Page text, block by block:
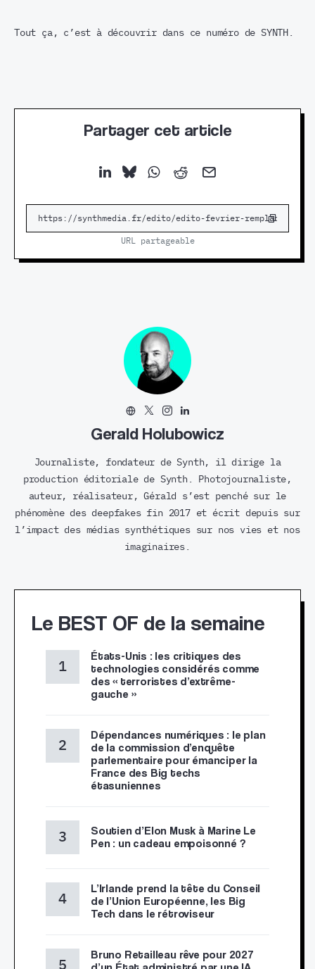
Tout ça, c’est à découvrir dans ce numéro de SYNTH.
Partager cet article
URL partageable
Gerald Holubowicz
Journaliste, fondateur de Synth, il dirige la
production éditoriale de Synth. Photojournaliste,
auteur, réalisateur, Gérald s’est penché sur le
phénomène des deepfakes fin 2017 et écrit depuis sur
l’impact des médias synthétiques sur nos vies et nos
imaginaires.
Le BEST OF de la semaine
États-Unis : les critiques des
technologies considérés comme
des « terroristes d’extrême-
gauche »
Dépendances numériques : le plan
de la commission d’enquête
parlementaire pour émanciper la
France des Big techs
étasuniennes
Soutien d’Elon Musk à Marine Le
Pen : un cadeau empoisonné ?
L’Irlande prend la tête du Conseil
de l’Union Européenne, les Big
Tech dans le rétroviseur
Bruno Retailleau rêve pour 2027